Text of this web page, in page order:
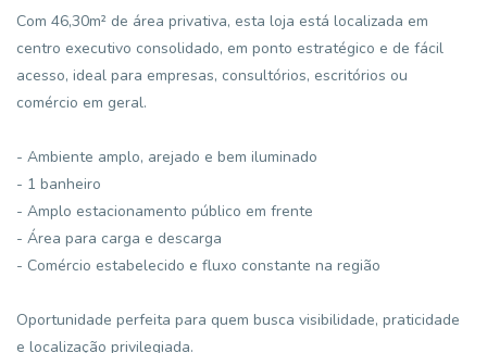
Com 46,30m² de área privativa, esta loja está localizada em
centro executivo consolidado, em ponto estratégico e de fácil
acesso, ideal para empresas, consultórios, escritórios ou
comércio em geral.
- Ambiente amplo, arejado e bem iluminado
- 1 banheiro
- Amplo estacionamento público em frente
- Área para carga e descarga
- Comércio estabelecido e fluxo constante na região
Oportunidade perfeita para quem busca visibilidade, praticidade
e localização privilegiada.